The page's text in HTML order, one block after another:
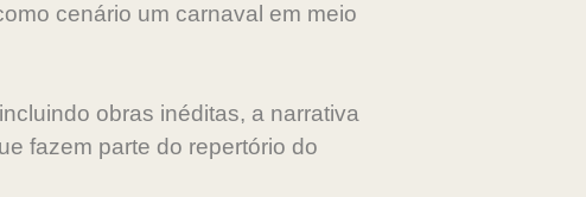
cenário um carnaval em meio
obras inéditas, a narrativa
fazem parte do repertório do